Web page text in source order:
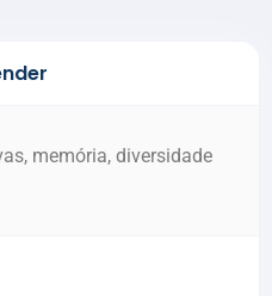
memória, diversidade